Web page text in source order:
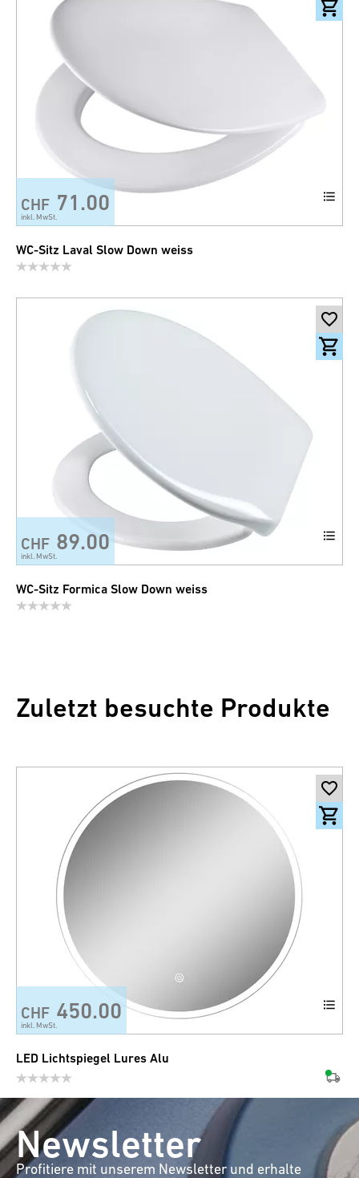
CHF 71.00
inkl. MwSt.
WC-Sitz Laval Slow Down weiss
CHF 89.00
inkl. MwSt.
WC-Sitz Formica Slow Down weiss
Zuletzt besuchte Produkte
CHF 450.00
inkl. MwSt.
LED Lichtspiegel Lures Alu
Newsletter
Profitiere mit unserem Newsletter und erhalte